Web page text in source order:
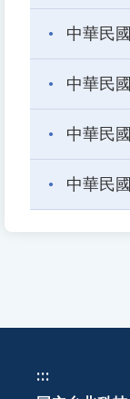
中華民
中華民
中華民
中華民
:::